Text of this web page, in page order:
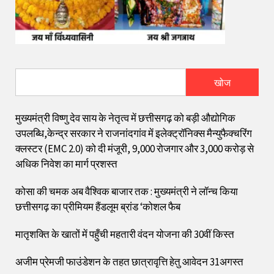
खोज
मुख्यमंत्री विष्णु देव साय के नेतृत्व में छत्तीसगढ़ को बड़ी औद्योगिक
उपलब्धि,केन्द्र सरकार ने राजनांदगांव में इलेक्ट्रॉनिक्स मैन्युफैक्चरिंग
क्लस्टर (EMC 2.0) को दी मंजूरी, 9,000 रोजगार और ₹3,000 करोड़ से
अधिक निवेश का मार्ग प्रशस्त
कोसा की चमक अब वैश्विक बाजार तक : मुख्यमंत्री ने लॉन्च किया
छत्तीसगढ़ का प्रीमियम हैंडलूम ब्रांड ‘कोशल फैब
मातृशक्ति के खातों में पहुँची महतारी वंदन योजना की 30वीं किस्त
अजीम प्रेमजी फाउंडेशन के तहत छात्रावृत्ति हेतु आवेदन 31अगस्त